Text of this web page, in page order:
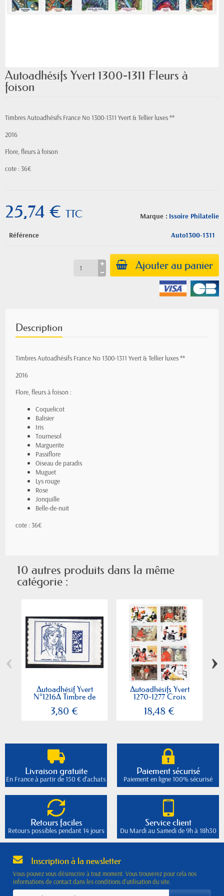
Autoadhésifs Yvert 1300-1311 Fleurs à
foison
Timbres Autoadhésifs France No 1300-1311 Yvert & Tellier luxes **
2016
Flore, fleurs à foison
cote : 36€
Marque : Issoire Philatelie
25,74 € TTC
Référence Auto1300-1311
Ajouter au panier
Description
Timbres Autoadhésifs France No 1300-1311 Yvert & Tellier luxes **
2016
Flore, fleurs à foison :
Coquelicot
Balisier
Iris
Tournesol
Marguerite
Passiflore
Oiseau de paradis
Muguet
Lys rouge
Rose
Jonquille
Belle-de-nuit
cote : 36€
10 autres produits dans la même
catégorie :
Autoadhésif Yvert
N°1216A Timbre de
3,80 €
Autoadhésifs Yvert
1270-1277 Croix
18,48 €
‹ ›
Livraison gratuite
En France à partir de 150 € d'achats
Paiement sécurisé
Paiement en ligne 100% sécurisé
Retours faciles
Retours possibles pendant 14 jours
Service client
Du Mardi au Samedi de 9h à 18h30
Inscription à la newsletter
Vous pouvez vous désinscrire à tout moment. Vous trouverez pour cela nos
informations de contact dans les conditions d'utilisation du site.